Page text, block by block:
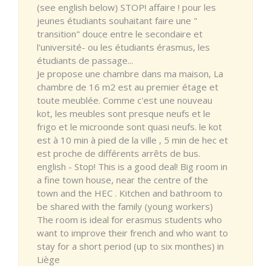
(see english below) STOP! affaire ! pour les
jeunes étudiants souhaitant faire une "
transition" douce entre le secondaire et
l'université- ou les étudiants érasmus, les
étudiants de passage...
Je propose une chambre dans ma maison, La
chambre de 16 m2 est au premier étage et
toute meublée. Comme c'est une nouveau
kot, les meubles sont presque neufs et le
frigo et le microonde sont quasi neufs. le kot
est à 10 min à pied de la ville , 5 min de hec et
est proche de différents arrêts de bus.
english - Stop! This is a good deal! Big room in
a fine town house, near the centre of the
town and the HEC . Kitchen and bathroom to
be shared with the family (young workers)
The room is ideal for erasmus students who
want to improve their french and who want to
stay for a short period (up to six monthes) in
Liège